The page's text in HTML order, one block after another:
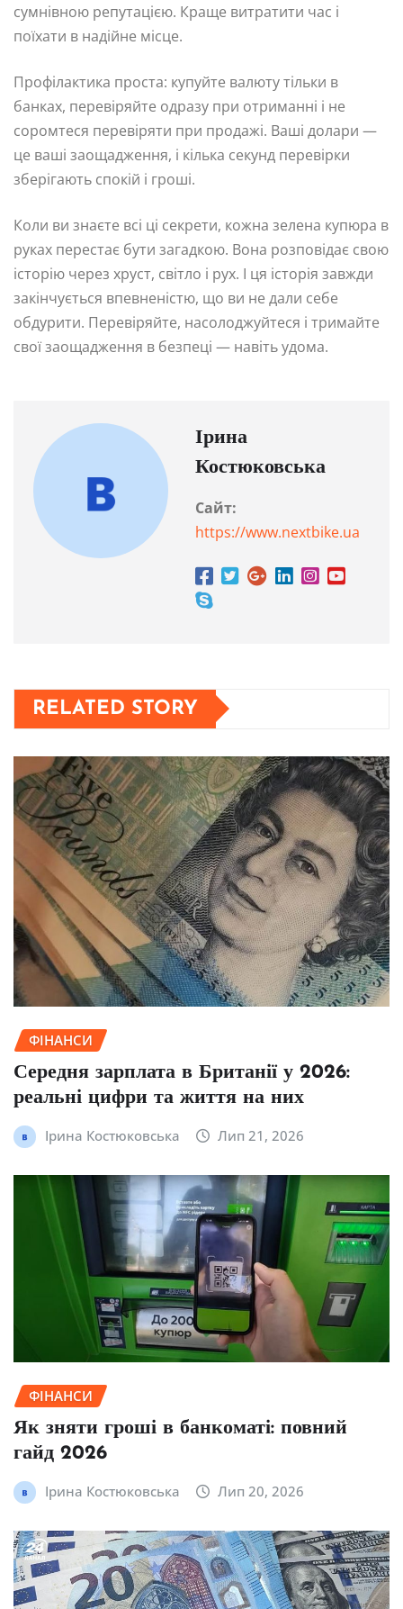
сумнівною репутацією. Краще витратити час і
поїхати в надійне місце.
Профілактика проста: купуйте валюту тільки в
банках, перевіряйте одразу при отриманні і не
соромтеся перевіряти при продажі. Ваші долари —
це ваші заощадження, і кілька секунд перевірки
зберігають спокій і гроші.
Коли ви знаєте всі ці секрети, кожна зелена купюра в
руках перестає бути загадкою. Вона розповідає свою
історію через хруст, світло і рух. І ця історія завжди
закінчується впевненістю, що ви не дали себе
обдурити. Перевіряйте, насолоджуйтеся і тримайте
свої заощадження в безпеці — навіть удома.
Ірина
Костюковська
Сайт:
https://www.nextbike.ua
RELATED STORY
ФІНАНСИ
Середня зарплата в Британії у 2026:
реальні цифри та життя на них
Ірина Костюковська Лип 21, 2026
ФІНАНСИ
Як зняти гроші в банкоматі: повний
гайд 2026
Ірина Костюковська Лип 20, 2026